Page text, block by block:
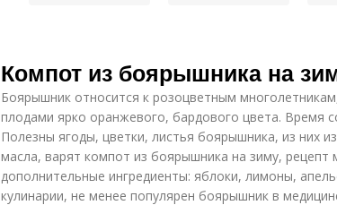
зиму
сахара
Польза от
компота
Боярышник при
беременности
Компот из боярышника на
Боярышник относится к розоцветным
плодами ярко оранжевого, бардового цвета. Время
Полезны ягоды, цветки, листья боярышника, из них
масла, варят компот из боярышника на зиму,
дополнительные ингредиенты: яблоки, лимоны,
кулинарии, не менее популярен боярышник в